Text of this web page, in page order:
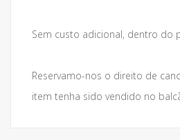
Sem custo adicional, dentro do
Reservamo-nos o direito de
item tenha sido vendido no